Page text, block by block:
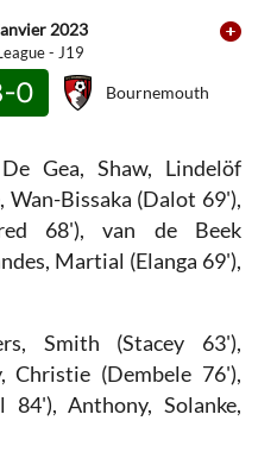
2023
- J19
0 Bournemouth
De Gea, Shaw, Lindelöf
Bissaka (Dalot 69'),
68'), van de Beek
Martial (Elanga 69'),
Smith (Stacey 63'),
Christie (Dembele 76'),
84'), Anthony, Solanke,